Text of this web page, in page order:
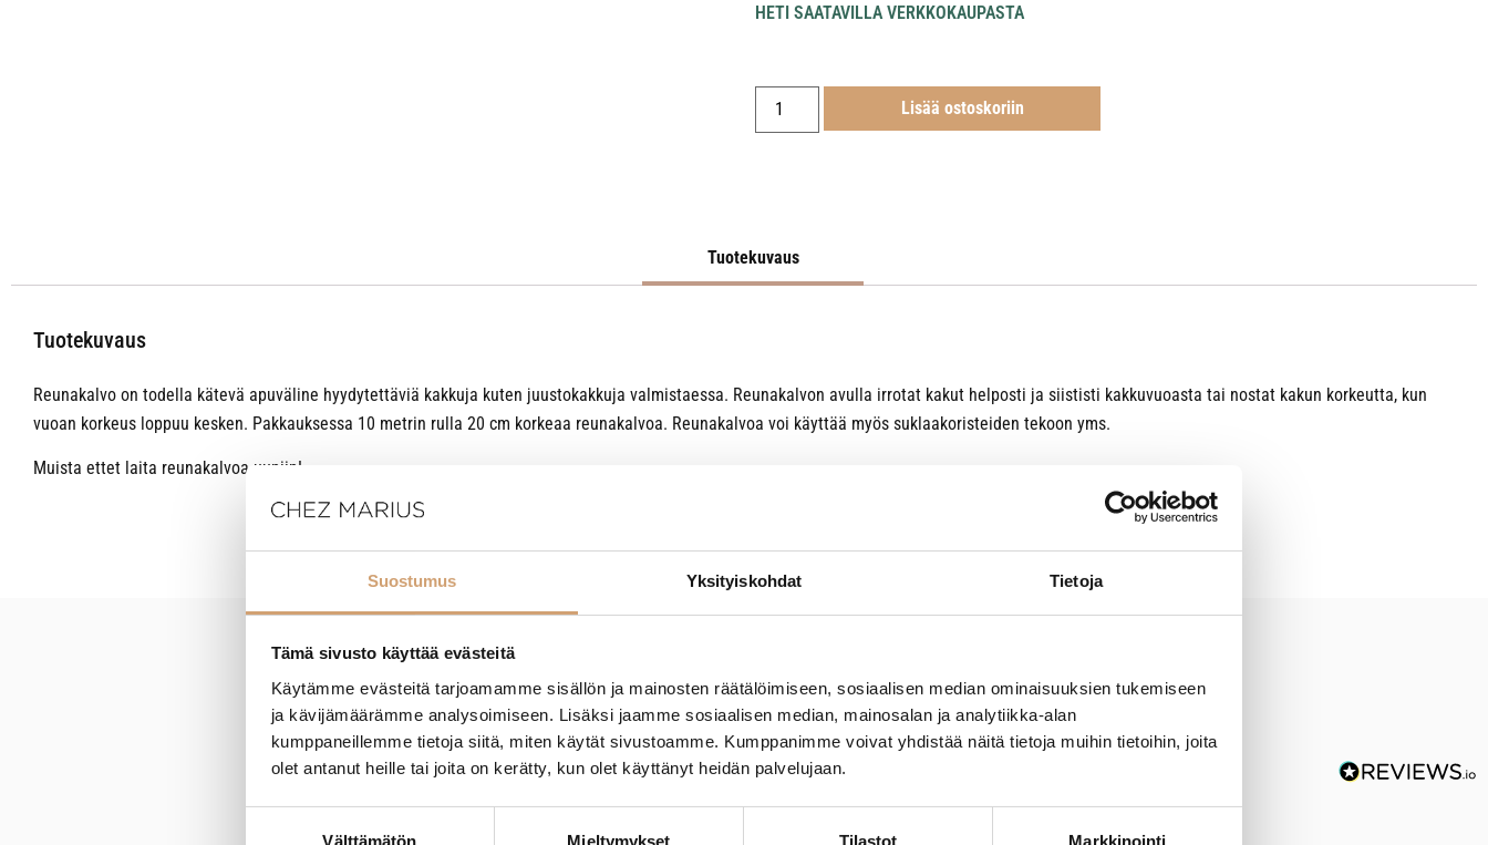
Suostumus Yksityiskohdat Tietoja
Tämä sivusto käyttää evästeitä
Käytämme evästeitä tarjoamamme sisällön ja mainosten räätälöimiseen, sosiaalisen median ominaisuuksien tukemiseen
ja kävijämäärämme analysoimiseen. Lisäksi jaamme sosiaalisen median, mainosalan ja analytiikka-alan
kumppaneillemme tietoja siitä, miten käytät sivustoamme. Kumppanimme voivat yhdistää näitä tietoja muihin tietoihin, joita
olet antanut heille tai joita on kerätty, kun olet käyttänyt heidän palvelujaan.
Välttämätön Mieltymykset Tilastot Markkinointi
HETI SAATAVILLA VERKKOKAUPASTA
Lisää ostoskoriin
Tuotekuvaus
Tuotekuvaus
Reunakalvo on todella kätevä apuväline hyydytettäviä kakkuja kuten juustokakkuja valmistaessa. Reunakalvon avulla irrotat kakut helposti ja siististi kakkuvuoasta tai nostat kakun korkeutta, kun
vuoan korkeus loppuu kesken. Pakkauksessa 10 metrin rulla 20 cm korkeaa reunakalvoa. Reunakalvoa voi käyttää myös suklaakoristeiden tekoon yms.
Muista ettet laita reunakalvoa uuniin!